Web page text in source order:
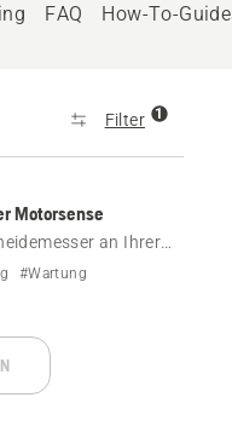
FAQ How-To-
Filter 1
Motorsense
an Ihrer
korrekt schärfen.
#Wartung